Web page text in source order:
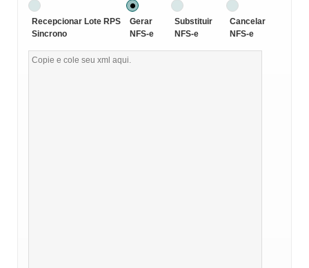
Recepcionar Lote RPS
Sincrono
Gerar
NFS-e
Substituir
NFS-e
Cancelar
NFS-e